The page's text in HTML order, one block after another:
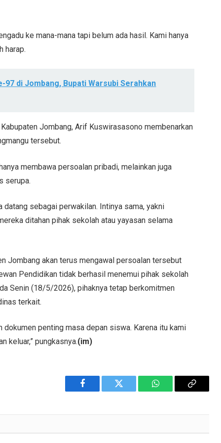
ke mana-mana tapi belum ada hasil. Kami hanya
harap.
97 di Jombang, Bupati Warsubi Serahkan
Jombang, Arif Kuswirasasono membenarkan
tersebut.
membawa persoalan pribadi, melainkan juga
serupa.
datang sebagai perwakilan. Intinya sama, yakni
ditahan pihak sekolah atau yayasan selama
Jombang akan terus mengawal persoalan tersebut
Pendidikan tidak berhasil menemui pihak sekolah
Senin (18/5/2026), pihaknya tetap berkomitmen
terkait.
dokumen penting masa depan siswa. Karena itu kami
keluar,” pungkasnya.(im)
Facebook Twitter WhatsAppCopy